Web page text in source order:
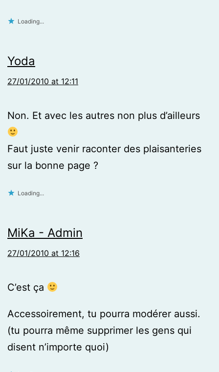
Loading...
Yoda
27/01/2010 at 12:11
Non. Et avec les autres non plus d’ailleurs
Faut juste venir raconter des plaisanteries
sur la bonne page ?
Loading...
MiKa - Admin
27/01/2010 at 12:16
C’est ça
Accessoirement, tu pourra modérer aussi.
(tu pourra même supprimer les gens qui
disent n’importe quoi)